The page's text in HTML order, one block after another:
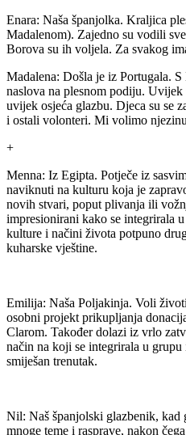
Enara: Naša španjolka. Kraljica
Madalenom). Zajedno su vodili
Borova su ih voljela. Za svakog
Madalena: Došla je iz Portugala.
naslova na plesnom podiju.
uvijek osjeća glazbu. Djeca su se
i ostali volonteri. Mi volimo
+
Menna: Iz Egipta. Potječe iz
naviknuti na kulturu koja je
novih stvari, poput plivanja ili
impresionirani kako se integrirala
kulture i načini života potpuno
kuharske vještine.
Emilija: Naša Poljakinja. Voli
osobni projekt prikupljanja
Clarom. Također dolazi iz vrlo
način na koji se integrirala u
smiješan trenutak.
Nil: Naš španjolski glazbenik, kad
mnoge teme i rasprave, nakon